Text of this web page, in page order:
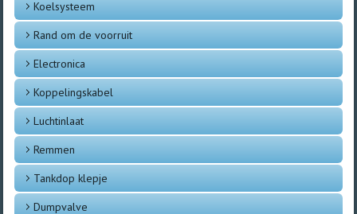
Koelsysteem
Rand om de voorruit
Electronica
Koppelingskabel
Luchtinlaat
Remmen
Tankdop klepje
Dumpvalve